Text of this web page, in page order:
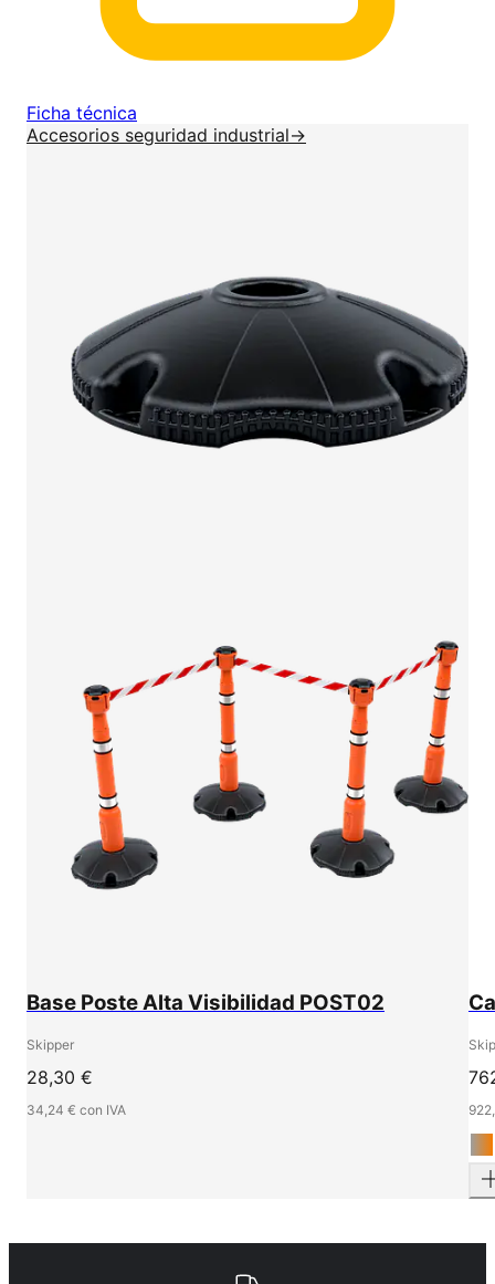
Ficha técnica
Accesorios seguridad industrial→
Base Poste Alta Visibilidad POST02
Skipper
28,30 €
34,24 € con IVA